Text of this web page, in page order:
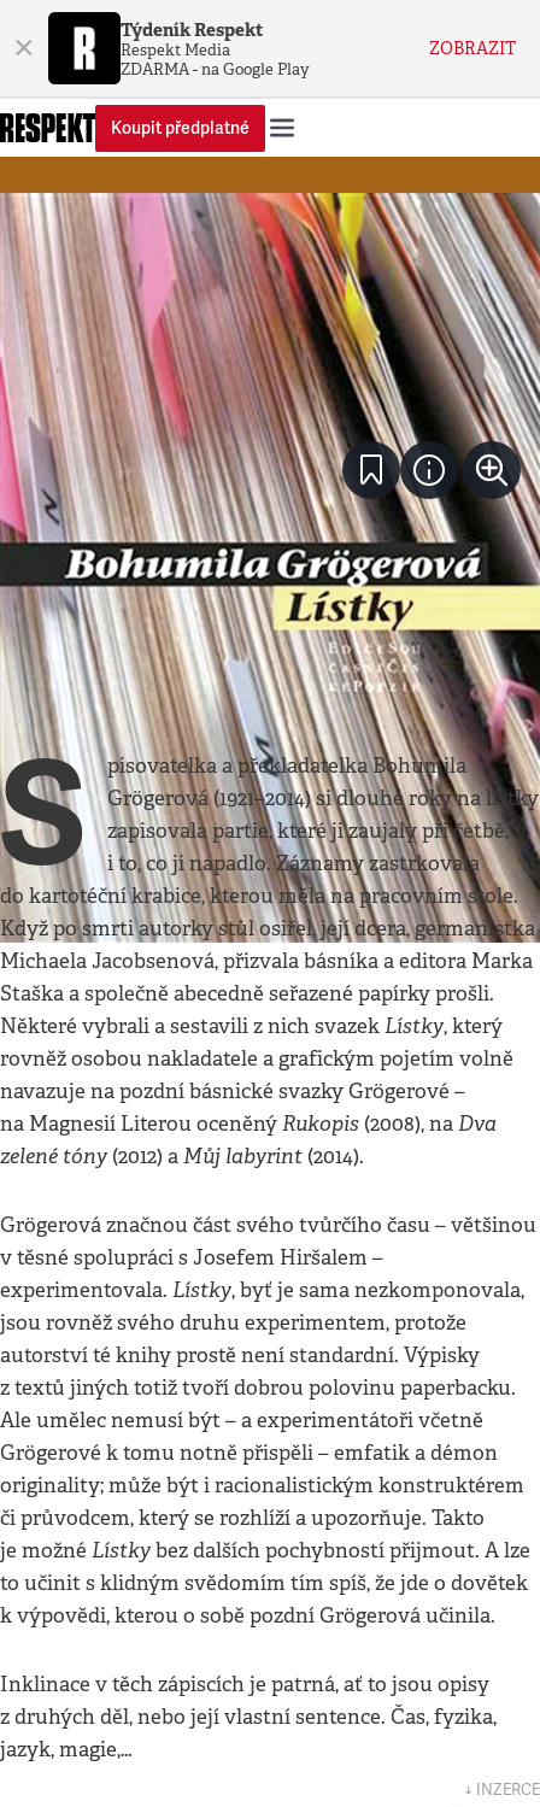
× Týdeník Respekt
Respekt Media
ZDARMA - na Google Play
ZOBRAZIT
Koupit předplatné
Kultura•14. 7. 2018•2minuty
Lístky
Bohumila Grögerová
Josef Chuchma
S
pisovatelka a překladatelka Bohumila
Grögerová (1921–2014) si dlouhé roky na lístky
zapisovala partie, které ji zaujaly při četbě,
i to, co ji napadlo. Záznamy zastrkovala
do kartotéční krabice, kterou měla na pracovním stole.
Když po smrti autorky stůl osiřel, její dcera, germanistka
Michaela Jacobsenová, přizvala básníka a editora Marka
Staška a společně abecedně seřazené papírky prošli.
Některé vybrali a sestavili z nich svazekLístky, který
rovněž osobou nakladatele a grafickým pojetím volně
navazuje na pozdní básnické svazky Grögerové –
na Magnesií Literou oceněnýRukopis (2008), naDva
zelené tóny (2012) aMůj labyrint (2014).
Grögerová značnou část svého tvůrčího času – většinou
v těsné spolupráci s Josefem Hiršalem –
experimentovala. Lístky, byť je sama nezkomponovala,
jsou rovněž svého druhu experimentem, protože
autorství té knihy prostě není standardní. Výpisky
z textů jiných totiž tvoří dobrou polovinu paperbacku.
Ale umělec nemusí být – a experimentátoři včetně
Grögerové k tomu notně přispěli – emfatik a démon
originality; může být i racionalistickým konstruktérem
či průvodcem, který se rozhlíží a upozorňuje. Takto
je možné Lístkybez dalších pochybností přijmout. A lze
to učinit s klidným svědomím tím spíš, že jde o dovětek
k výpovědi, kterou o sobě pozdní Grögerová učinila.
Inklinace v těch zápiscích je patrná, ať to jsou opisy
z druhých děl, nebo její vlastní sentence. Čas, fyzika,
jazyk, magie,…
↓ INZERCE